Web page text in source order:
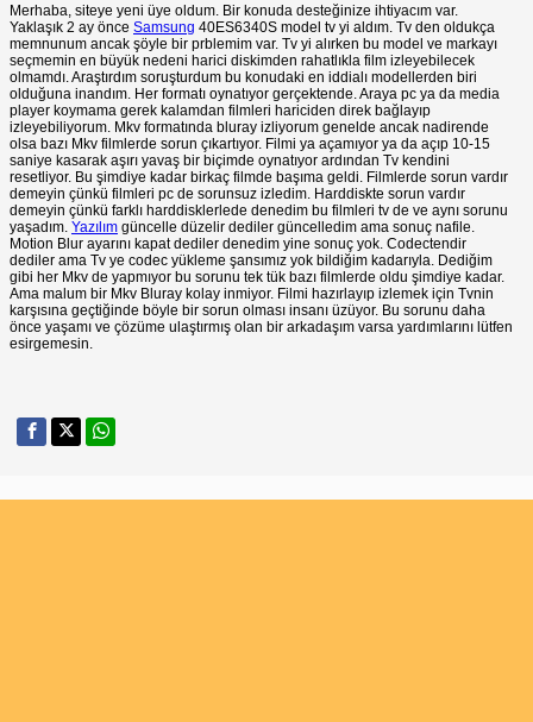
Merhaba, siteye yeni üye oldum. Bir konuda desteğinize ihtiyacım var.
Yaklaşık 2 ay önce Samsung 40ES6340S model tv yi aldım. Tv den oldukça
memnunum ancak şöyle bir prblemim var. Tv yi alırken bu model ve markayı
seçmemin en büyük nedeni harici diskimden rahatlıkla film izleyebilecek
olmamdı. Araştırdım soruşturdum bu konudaki en iddialı modellerden biri
olduğuna inandım. Her formatı oynatıyor gerçektende. Araya pc ya da media
player koymama gerek kalamdan filmleri hariciden direk bağlayıp
izleyebiliyorum. Mkv formatında bluray izliyorum genelde ancak nadirende
olsa bazı Mkv filmlerde sorun çıkartıyor. Filmi ya açamıyor ya da açıp 10-15
saniye kasarak aşırı yavaş bir biçimde oynatıyor ardından Tv kendini
resetliyor. Bu şimdiye kadar birkaç filmde başıma geldi. Filmlerde sorun vardır
demeyin çünkü filmleri pc de sorunsuz izledim. Harddiskte sorun vardır
demeyin çünkü farklı harddisklerlede denedim bu filmleri tv de ve aynı sorunu
yaşadım. Yazılım güncelle düzelir dediler güncelledim ama sonuç nafile.
Motion Blur ayarını kapat dediler denedim yine sonuç yok. Codectendir
dediler ama Tv ye codec yükleme şansımız yok bildiğim kadarıyla. Dediğim
gibi her Mkv de yapmıyor bu sorunu tek tük bazı filmlerde oldu şimdiye kadar.
Ama malum bir Mkv Bluray kolay inmiyor. Filmi hazırlayıp izlemek için Tvnin
karşısına geçtiğinde böyle bir sorun olması insanı üzüyor. Bu sorunu daha
önce yaşamı ve çözüme ulaştırmış olan bir arkadaşım varsa yardımlarını lütfen
esirgemesin.